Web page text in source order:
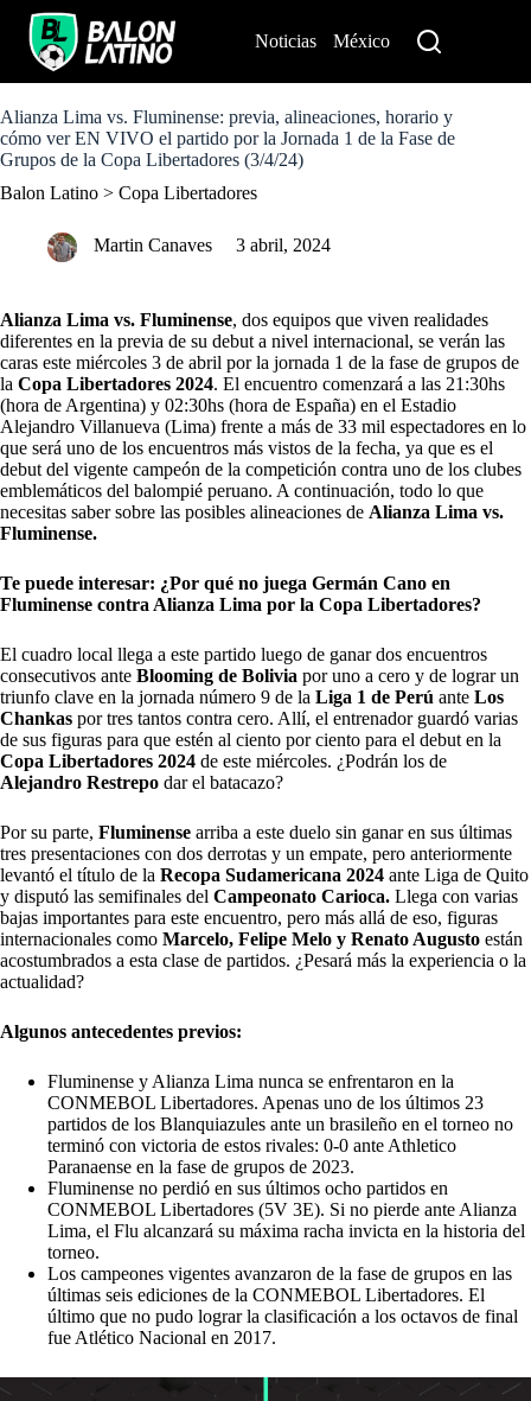
o
c
o
t
Noticias México
Alianza Lima vs. Fluminense: previa, alineaciones, horario y
cómo ver EN VIVO el partido por la Jornada 1 de la Fase de
Grupos de la Copa Libertadores (3/4/24)
Balon Latino > Copa Libertadores
Martin Canaves 3 abril, 2024
Alianza Lima vs. Fluminense, dos equipos que viven realidades
diferentes en la previa de su debut a nivel internacional, se verán las
caras este miércoles 3 de abril por la jornada 1 de la fase de grupos de
la Copa Libertadores 2024. El encuentro comenzará a las 21:30hs
(hora de Argentina) y 02:30hs (hora de España) en el Estadio
Alejandro Villanueva (Lima) frente a más de 33 mil espectadores en lo
que será uno de los encuentros más vistos de la fecha, ya que es el
debut del vigente campeón de la competición contra uno de los clubes
emblemáticos del balompié peruano. A continuación, todo lo que
necesitas saber sobre las posibles alineaciones de Alianza Lima vs.
Fluminense.
Te puede interesar: ¿Por qué no juega Germán Cano en
Fluminense contra Alianza Lima por la Copa Libertadores?
El cuadro local llega a este partido luego de ganar dos encuentros
consecutivos ante Blooming de Bolivia por uno a cero y de lograr un
triunfo clave en la jornada número 9 de la Liga 1 de Perú ante Los
Chankas por tres tantos contra cero. Allí, el entrenador guardó varias
de sus figuras para que estén al ciento por ciento para el debut en la
Copa Libertadores 2024 de este miércoles. ¿Podrán los de
Alejandro Restrepo dar el batacazo?
Por su parte, Fluminense arriba a este duelo sin ganar en sus últimas
tres presentaciones con dos derrotas y un empate, pero anteriormente
levantó el título de la Recopa Sudamericana 2024 ante Liga de Quito
y disputó las semifinales del Campeonato Carioca. Llega con varias
bajas importantes para este encuentro, pero más allá de eso, figuras
internacionales como Marcelo, Felipe Melo y Renato Augusto están
acostumbrados a esta clase de partidos. ¿Pesará más la experiencia o la
actualidad?
Algunos antecedentes previos:
Fluminense y Alianza Lima nunca se enfrentaron en la
CONMEBOL Libertadores. Apenas uno de los últimos 23
partidos de los Blanquiazules ante un brasileño en el torneo no
terminó con victoria de estos rivales: 0-0 ante Athletico
Paranaense en la fase de grupos de 2023.
Fluminense no perdió en sus últimos ocho partidos en
CONMEBOL Libertadores (5V 3E). Si no pierde ante Alianza
Lima, el Flu alcanzará su máxima racha invicta en la historia del
torneo.
Los campeones vigentes avanzaron de la fase de grupos en las
últimas seis ediciones de la CONMEBOL Libertadores. El
último que no pudo lograr la clasificación a los octavos de final
fue Atlético Nacional en 2017.